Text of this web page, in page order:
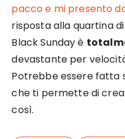
pacco e mi presento
risposta alla quartina
Black Sunday è
devastante per
Potrebbe essere fatta
che ti permette di
così.